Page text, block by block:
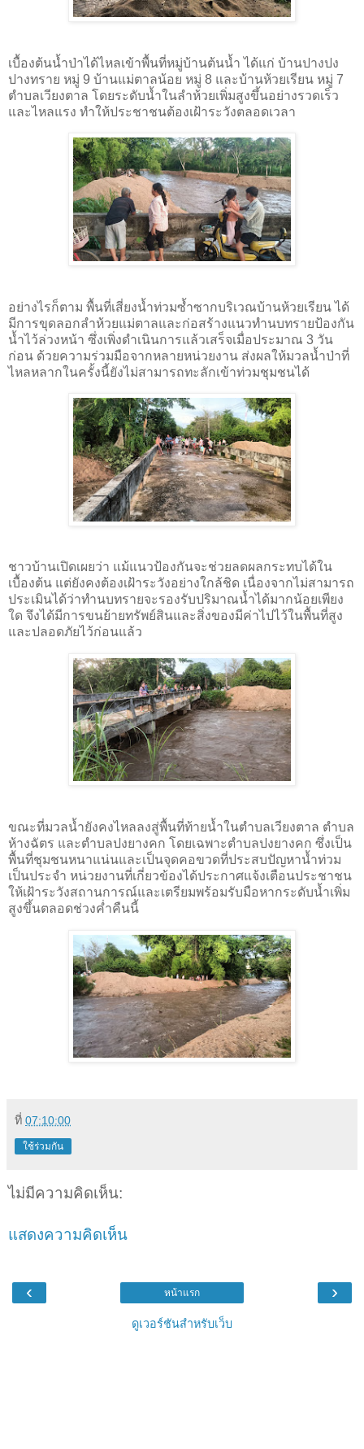
เบื้องต้นน้ำป่าได้ไหลเข้าพื้นที่หมู่บ้านต้นน้ำ ได้แก่ บ้านปางปง
ปางทราย หมู่ 9 บ้านแม่ตาลน้อย หมู่ 8 และบ้านห้วยเรียน หมู่ 7
ตำบลเวียงตาล โดยระดับน้ำในลำห้วยเพิ่มสูงขึ้นอย่างรวดเร็ว
และไหลแรง ทำให้ประชาชนต้องเฝ้าระวังตลอดเวลา
อย่างไรก็ตาม พื้นที่เสี่ยงน้ำท่วมซ้ำซากบริเวณบ้านห้วยเรียน ได้
มีการขุดลอกลำห้วยแม่ตาลและก่อสร้างแนวทำนบทรายป้องกัน
น้ำไว้ล่วงหน้า ซึ่งเพิ่งดำเนินการแล้วเสร็จเมื่อประมาณ 3 วัน
ก่อน ด้วยความร่วมมือจากหลายหน่วยงาน ส่งผลให้มวลน้ำป่าที่
ไหลหลากในครั้งนี้ยังไม่สามารถทะลักเข้าท่วมชุมชนได้
ชาวบ้านเปิดเผยว่า แม้แนวป้องกันจะช่วยลดผลกระทบได้ใน
เบื้องต้น แต่ยังคงต้องเฝ้าระวังอย่างใกล้ชิด เนื่องจากไม่สามารถ
ประเมินได้ว่าทำนบทรายจะรองรับปริมาณน้ำได้มากน้อยเพียง
ใด จึงได้มีการขนย้ายทรัพย์สินและสิ่งของมีค่าไปไว้ในพื้นที่สูง
และปลอดภัยไว้ก่อนแล้ว
ขณะที่มวลน้ำยังคงไหลลงสู่พื้นที่ท้ายน้ำในตำบลเวียงตาล ตำบล
ห้างฉัตร และตำบลปงยางคก โดยเฉพาะตำบลปงยางคก ซึ่งเป็น
พื้นที่ชุมชนหนาแน่นและเป็นจุดคอขวดที่ประสบปัญหาน้ำท่วม
เป็นประจำ หน่วยงานที่เกี่ยวข้องได้ประกาศแจ้งเตือนประชาชน
ให้เฝ้าระวังสถานการณ์และเตรียมพร้อมรับมือหากระดับน้ำเพิ่ม
สูงขึ้นตลอดช่วงค่ำคืนนี้
ที่ 07:10:00
ใช้ร่วมกัน
ไม่มีความคิดเห็น:
แสดงความคิดเห็น
‹ ›
หน้าแรก
ดูเวอร์ชันสำหรับเว็บ